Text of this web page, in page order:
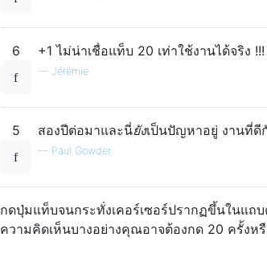
6 +1 ไม่น่าเชื่อแท็บ 20 เท่าใช้งานได้จริง
— Jérémie
5 สองปีต่อมาและนี่ยังเป็นปัญหาอยู่ งานที่ดี
— Paul Gowder
กดปุ่มแท็บจนกระทั่งเคอร์เซอร์ปรากฏขึ้นในแถ
ความคิดเห็นบางอย่างคุณอาจต้องกด 20 ครั้งห